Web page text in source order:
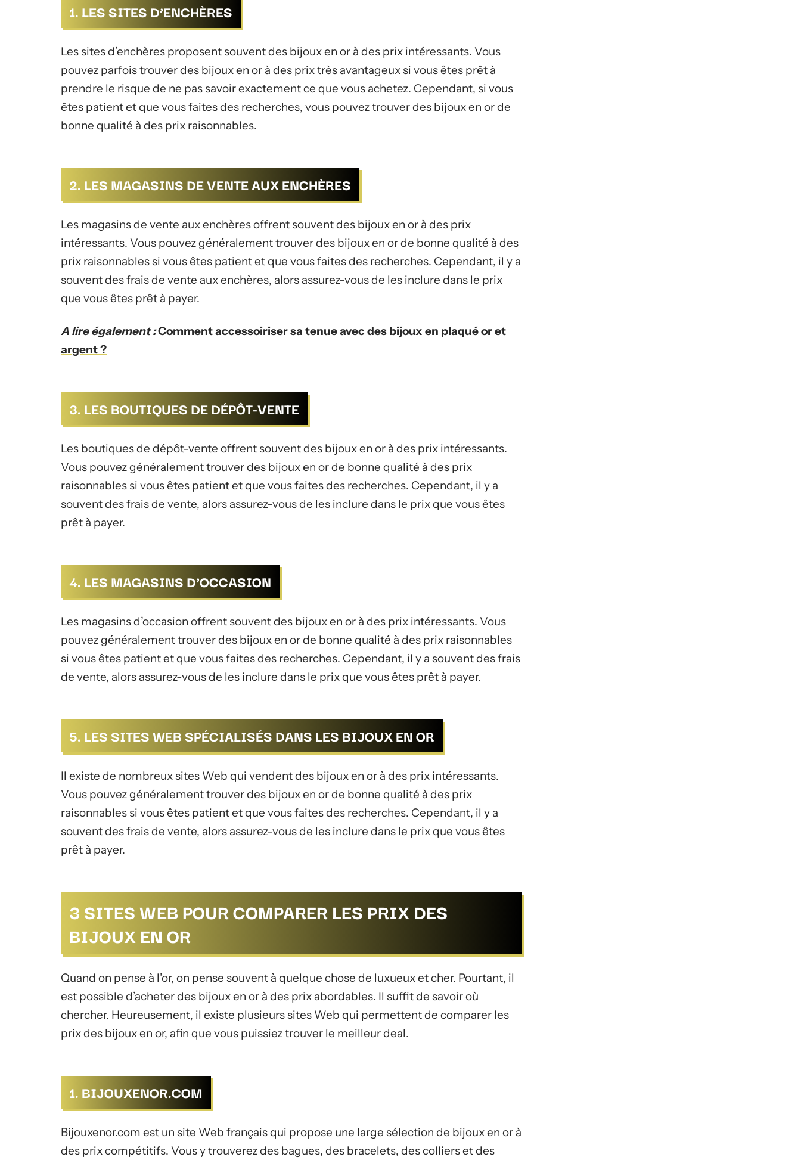
1. LES SITES D’ENCHÈRES
Les sites d’enchères proposent souvent des bijoux en or à des prix intéressants. Vous
pouvez parfois trouver des bijoux en or à des prix très avantageux si vous êtes prêt à
prendre le risque de ne pas savoir exactement ce que vous achetez. Cependant, si vous
êtes patient et que vous faites des recherches, vous pouvez trouver des bijoux en or de
bonne qualité à des prix raisonnables.
2. LES MAGASINS DE VENTE AUX ENCHÈRES
Les magasins de vente aux enchères offrent souvent des bijoux en or à des prix
intéressants. Vous pouvez généralement trouver des bijoux en or de bonne qualité à des
prix raisonnables si vous êtes patient et que vous faites des recherches. Cependant, il y a
souvent des frais de vente aux enchères, alors assurez-vous de les inclure dans le prix
que vous êtes prêt à payer.
A lire également :Comment accessoiriser sa tenue avec des bijoux en plaqué or et
argent ?
3. LES BOUTIQUES DE DÉPÔT-VENTE
Les boutiques de dépôt-vente offrent souvent des bijoux en or à des prix intéressants.
Vous pouvez généralement trouver des bijoux en or de bonne qualité à des prix
raisonnables si vous êtes patient et que vous faites des recherches. Cependant, il y a
souvent des frais de vente, alors assurez-vous de les inclure dans le prix que vous êtes
prêt à payer.
4. LES MAGASINS D’OCCASION
Les magasins d’occasion offrent souvent des bijoux en or à des prix intéressants. Vous
pouvez généralement trouver des bijoux en or de bonne qualité à des prix raisonnables
si vous êtes patient et que vous faites des recherches. Cependant, il y a souvent des frais
de vente, alors assurez-vous de les inclure dans le prix que vous êtes prêt à payer.
5. LES SITES WEB SPÉCIALISÉS DANS LES BIJOUX EN OR
Il existe de nombreux sites Web qui vendent des bijoux en or à des prix intéressants.
Vous pouvez généralement trouver des bijoux en or de bonne qualité à des prix
raisonnables si vous êtes patient et que vous faites des recherches. Cependant, il y a
souvent des frais de vente, alors assurez-vous de les inclure dans le prix que vous êtes
prêt à payer.
3 SITES WEB POUR COMPARER LES PRIX DES
BIJOUX EN OR
Quand on pense à l’or, on pense souvent à quelque chose de luxueux et cher. Pourtant, il
est possible d’acheter des bijoux en or à des prix abordables. Il suffit de savoir où
chercher. Heureusement, il existe plusieurs sites Web qui permettent de comparer les
prix des bijoux en or, afin que vous puissiez trouver le meilleur deal.
1. BIJOUXENOR.COM
Bijouxenor.com est un site Web français qui propose une large sélection de bijoux en or à
des prix compétitifs. Vous y trouverez des bagues, des bracelets, des colliers et des